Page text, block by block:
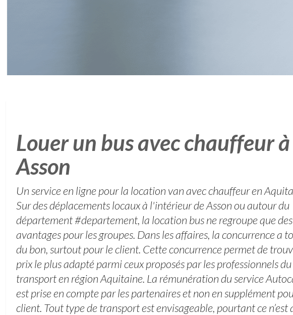
Louer un bus avec chauffeur à
Asson
Un service en ligne pour la location van avec chauffeur en
Sur des déplacements locaux à l'intérieur de Asson ou autour du
département #departement, la location bus ne regroupe que des
avantages pour les groupes. Dans les affaires, la concurrence a
du bon, surtout pour le client. Cette concurrence permet de
prix le plus adapté parmi ceux proposés par les professionnels du
transport en région Aquitaine. La rémunération du service
est prise en compte par les partenaires et non en supplément
client. Tout type de transport est envisageable, pourtant ce n’est